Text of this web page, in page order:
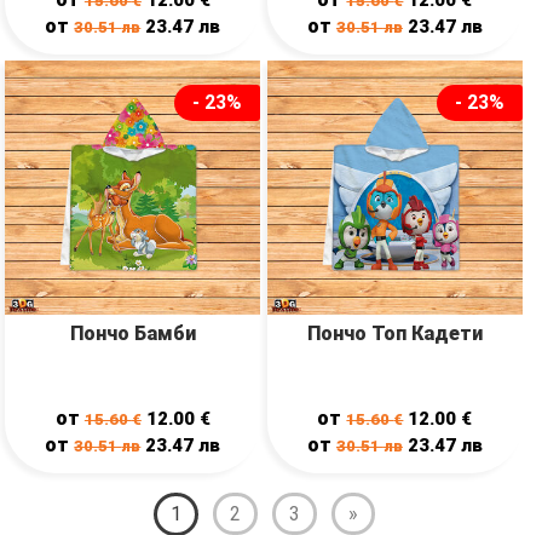
от30.51лв 23.47лв от 30.51лв 23.47 лв
- 23%
Пончо Бамби
от15.60€ 12.00 €
от30.51лв 23.47лв
- 23%
Пончо Топ Кадети
от15.60€ 12.00 €
от 30.51лв 23.47 лв
1 2 3 »